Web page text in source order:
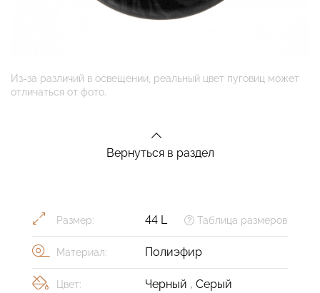
Из-за различий в освещении, реальный цвет пуговиц может
отличаться от фото.
Вернуться в раздел
Размер: 44 L Таблица размеров
Материал: Полиэфир
Цвет: Черный , Серый